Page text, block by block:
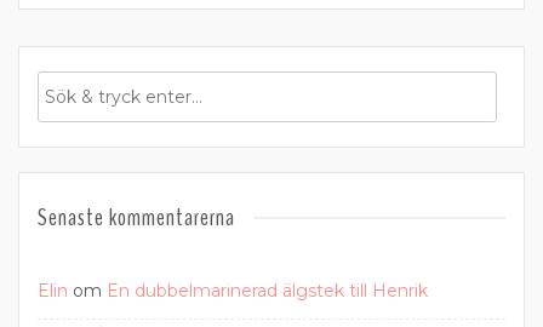
Senaste kommentarerna
Elin om En dubbelmarinerad älgstek till Henrik